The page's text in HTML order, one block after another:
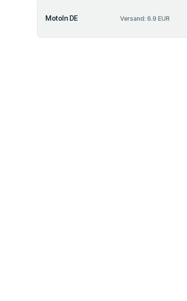
MotoIn DE Versand: 6.9 EUR